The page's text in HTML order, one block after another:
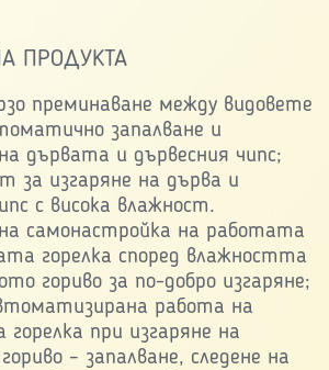
ПРОДУКТА
преминаване между видовете
запалване и
дървата и дървесния чипс;
за изгаряне на дърва и
с висока влажност.
самонастройка на работата
горелка според влажността
гориво за по-добро изгаряне;
работа на
при изгаряне на
– запалване, следене на